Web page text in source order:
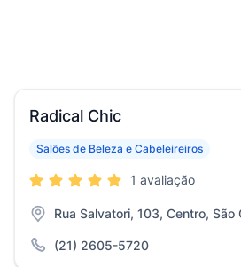
Radical Chic
Salões de Beleza e Cabeleireiros
1 avaliação
Rua Salvatori, 103, Centro, São
(21) 2605-5720